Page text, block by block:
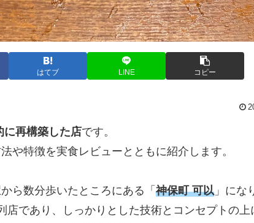
はてブ LINE コピー
に再構築した店です。
や特徴を実食レビューとともに紹介します。
ら数分歩いたところにある「 神保町 可以 」にな
であり、しっかりとした技術とコンセプトの上